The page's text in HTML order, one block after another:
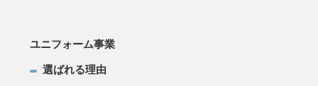
ユニフォーム事業
選ばれる理由